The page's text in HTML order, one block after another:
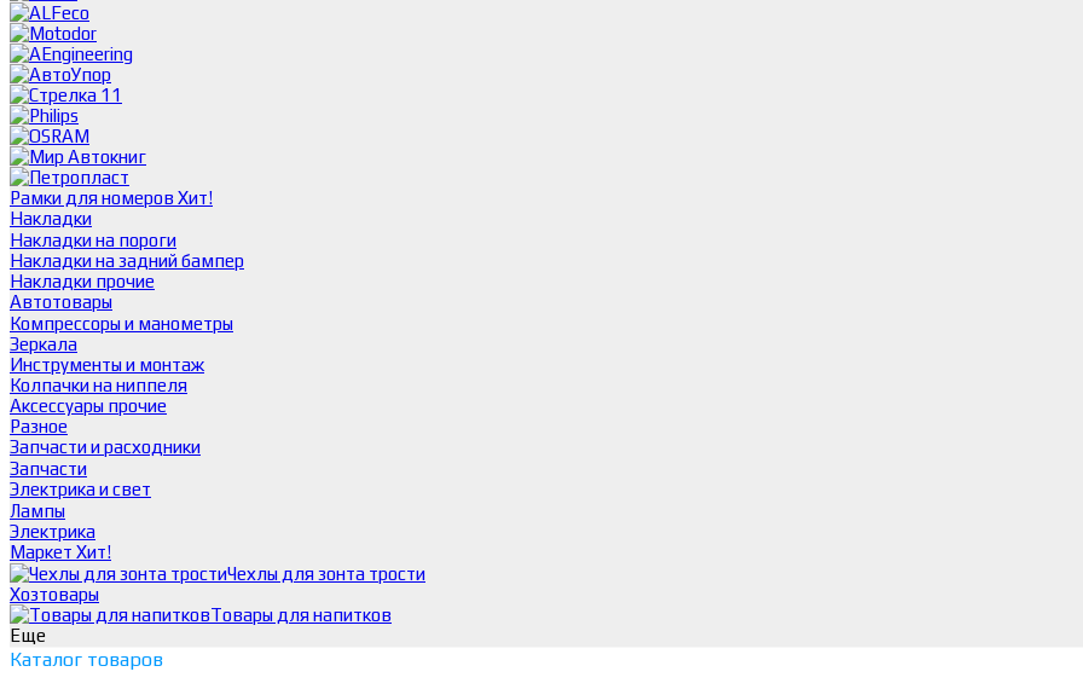
Рамки для номеров Хит!
Накладки
Накладки на пороги
Накладки на задний бампер
Накладки прочие
Автотовары
Компрессоры и манометры
Зеркала
Инструменты и монтаж
Колпачки на ниппеля
Аксессуары прочие
Разное
Запчасти и расходники
Запчасти
Электрика и свет
Лампы
Электрика
Маркет Хит!
Чехлы для зонта трости
Хозтовары
Товары для напитков
Еще
Каталог товаров